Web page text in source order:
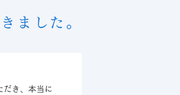
ました。
き、本当に